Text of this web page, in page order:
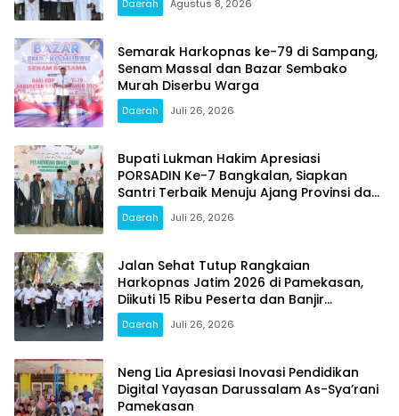
Daerah Agustus 8, 2026
Semarak Harkopnas ke-79 di Sampang,
Senam Massal dan Bazar Sembako
Murah Diserbu Warga
Daerah Juli 26, 2026
Bupati Lukman Hakim Apresiasi
PORSADIN Ke-7 Bangkalan, Siapkan
Santri Terbaik Menuju Ajang Provinsi dan
Nasional
Daerah Juli 26, 2026
Jalan Sehat Tutup Rangkaian
Harkopnas Jatim 2026 di Pamekasan,
Diikuti 15 Ribu Peserta dan Banjir
Doorprize
Daerah Juli 26, 2026
Neng Lia Apresiasi Inovasi Pendidikan
Digital Yayasan Darussalam As-Sya’rani
Pamekasan